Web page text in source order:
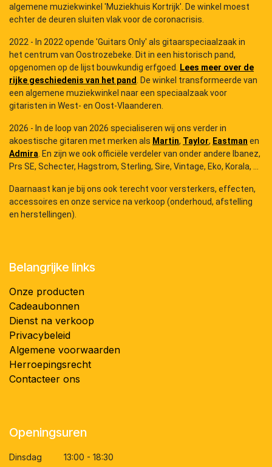
algemene muziekwinkel 'Muziekhuis Kortrijk'. De winkel moest
echter de deuren sluiten vlak voor de coronacrisis.
2022 - In 2022 opende 'Guitars Only' als gitaarspeciaalzaak in
het centrum van Oostrozebeke. Dit in een historisch pand,
opgenomen op de lijst bouwkundig erfgoed.
Lees meer over de
rijke geschiedenis van het pand
. De winkel transformeerde van
een algemene muziekwinkel naar een speciaalzaak voor
gitaristen in West- en Oost-Vlaanderen.
2026 - In de loop van 2026 specialiseren wij ons verder in
akoestische gitaren met merken als Martin, Taylor, Eastman en
Admira . En zijn we ook officiële verdeler van onder andere Ibanez,
Prs SE, Schecter, Hagstrom, Sterling, Sire, Vintage, Eko, Korala, ...
Daarnaast kan je bij ons ook terecht voor versterkers, effecten,
accessoires en onze service na verkoop (onderhoud, afstelling
en herstellingen).
Belangrijke links
Onze producten
Cadeaubonnen
Dienst na verkoop
Privacybeleid
Algemene voorwaarden
Herroepingsrecht
Contacteer ons
Openingsuren
Dinsdag 13:00 - 18:30